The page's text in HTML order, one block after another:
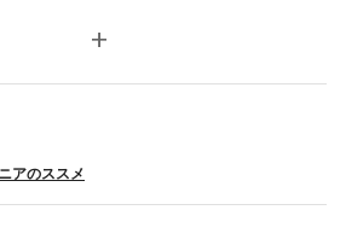
add
アのススメ